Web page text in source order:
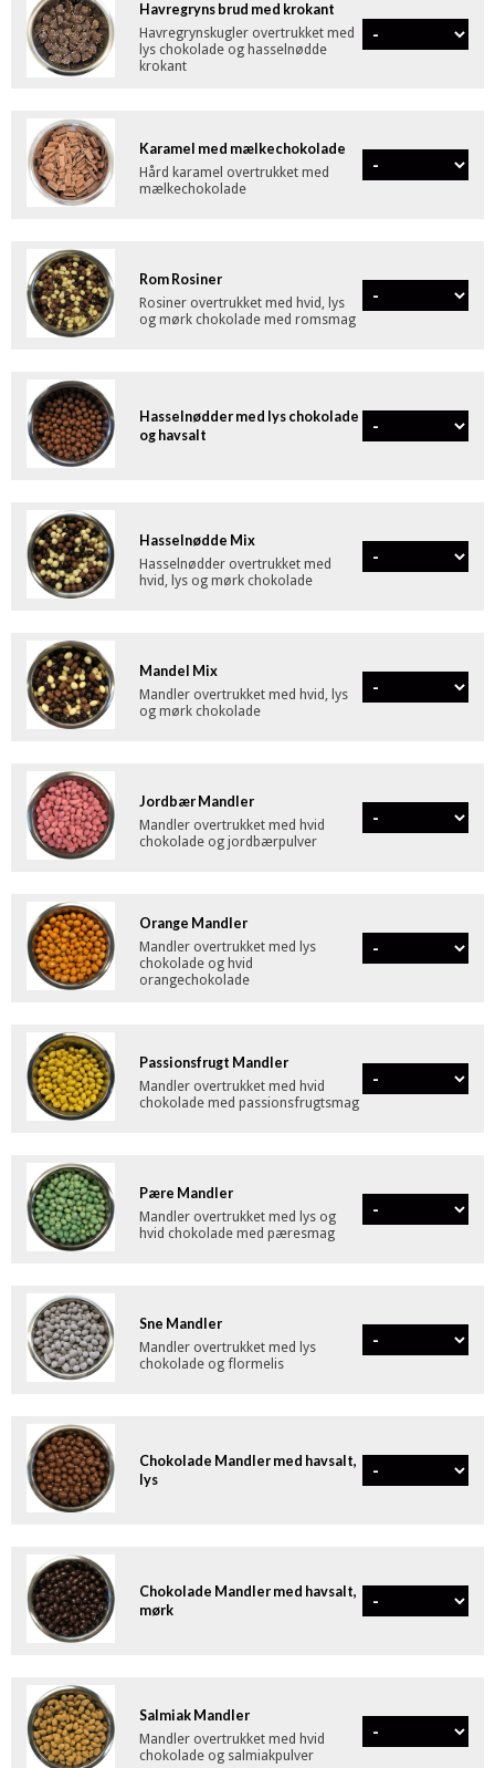
Havregryns brud med krokant
Havregrynskugler overtrukket med
lys chokolade og hasselnødde
krokant
Karamel med mælkechokolade
Hård karamel overtrukket med
mælkechokolade
Rom Rosiner
Rosiner overtrukket med hvid, lys
og mørk chokolade med romsmag
Hasselnødder med lys chokolade
og havsalt
Hasselnødde Mix
Hasselnødder overtrukket med
hvid, lys og mørk chokolade
Mandel Mix
Mandler overtrukket med hvid, lys
og mørk chokolade
Jordbær Mandler
Mandler overtrukket med hvid
chokolade og jordbærpulver
Orange Mandler
Mandler overtrukket med lys
chokolade og hvid
orangechokolade
Passionsfrugt Mandler
Mandler overtrukket med hvid
chokolade med passionsfrugtsmag
Pære Mandler
Mandler overtrukket med lys og
hvid chokolade med pæresmag
Sne Mandler
Mandler overtrukket med lys
chokolade og flormelis
Chokolade Mandler med havsalt,
lys
Chokolade Mandler med havsalt,
mørk
Salmiak Mandler
Mandler overtrukket med hvid
chokolade og salmiakpulver